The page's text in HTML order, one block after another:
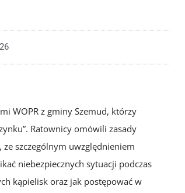
WOPR z gminy Szemud, którzy
Ratownicy omówili zasady
szczególnym uwzględnieniem
niebezpiecznych sytuacji podczas
kąpielisk oraz jak postępować w